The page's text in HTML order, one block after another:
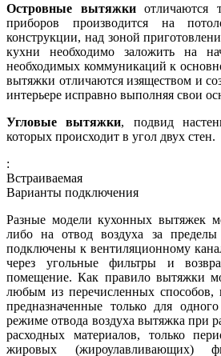
Островные вытяжкиотличаются
приборов производится на
конструкции, над зоной
кухни необходимо заложить на
необходимых коммуникаций к
вытяжки отличаются изяществом и
интерьере исправно выполняя свои
Угловые вытяжки, подвид
которых происходит в угол двух стен.
:
Встраиваемая
Варианты подключения
Разные модели кухонных вытяжек
либо на отвод воздуха за
подключены к вентиляционному
через угольные фильтры и
помещение. Как правило вытяжки
любым из перечисленных способов,
предназначенные только для
режиме отвода воздуха вытяжка при
расходных материалов, только
жировых (жироулавливающих)